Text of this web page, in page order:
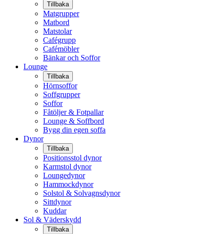
Tillbaka
Matgrupper
Matbord
Matstolar
Cafégrupp
Cafémöbler
Bänkar och Soffor
Lounge
Tillbaka
Hörnsoffor
Soffgrupper
Soffor
Fåtöljer & Fotpallar
Lounge & Soffbord
Bygg din egen soffa
Dynor
Tillbaka
Positionsstol dynor
Karmstol dynor
Loungedynor
Hammockdynor
Solstol & Solvagnsdynor
Sittdynor
Kuddar
Sol & Väderskydd
Tillbaka